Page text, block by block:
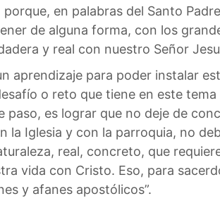
en palabras del Santo
de alguna forma, con los
y real con nuestro Señor
aprendizaje para poder instalar
o reto que tiene en este
paso, es lograr que no deje de
la Iglesia y con la parroquia, no
real, concreto, que
vida con Cristo. Eso, para
y afanes apostólicos”.